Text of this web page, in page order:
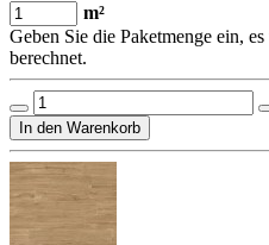
m²
Geben Sie die Paketmenge ein,
berechnet.